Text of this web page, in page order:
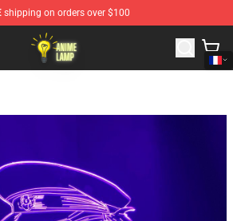
shipping on orders over $100
- The Best Store of Anime Lamp